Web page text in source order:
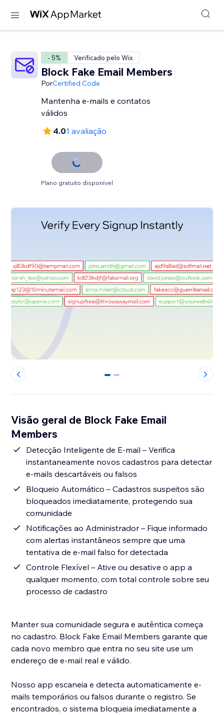
- 5% Verificado pelo Wix
Block Fake Email Members
PorCertified Code
Mantenha e-mails e contatos
válidos
4.01 avaliação
Plano gratuito disponível
0 1
Visão geral de Block Fake Email
Members
Detecção Inteligente de E-mail – Verifica
instantaneamente novos cadastros para detectar
e-mails descartáveis ou falsos
Bloqueio Automático – Cadastros suspeitos são
bloqueados imediatamente, protegendo sua
comunidade
Notificações ao Administrador – Fique informado
com alertas instantâneos sempre que uma
tentativa de e-mail falso for detectada
Controle Flexível – Ative ou desative o app a
qualquer momento, com total controle sobre seu
processo de cadastro
Manter sua comunidade segura e autêntica começa
no cadastro. Block Fake Email Members garante que
cada novo membro que entra no seu site use um
endereço de e-mail real e válido.
Nosso app escaneia e detecta automaticamente e-
mails temporários ou falsos durante o registro. Se
encontrados, o sistema bloqueia imediatamente a